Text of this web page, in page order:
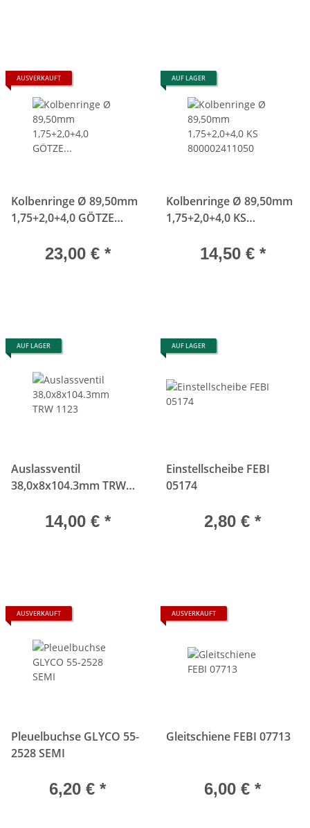
AUSVERKAUFT
Kolbenringe Ø 89,50mm
1,75+2,0+4,0 GÖTZE
132907-0023,00 € *
AUF LAGER
Kolbenringe Ø 89,50mm
1,75+2,0+4,0 KS
14,50 € *
AUF LAGER
Auslassventil
38,0x8x104.3mm TRW
14,00 € *
AUF LAGER
Einstellscheibe FEBI
05174
2,80 € *
AUSVERKAUFT
Pleuelbuchse GLYCO 55-
2528 SEMI
6,20 € *
AUSVERKAUFT
Gleitschiene FEBI 07713
6,00 € *